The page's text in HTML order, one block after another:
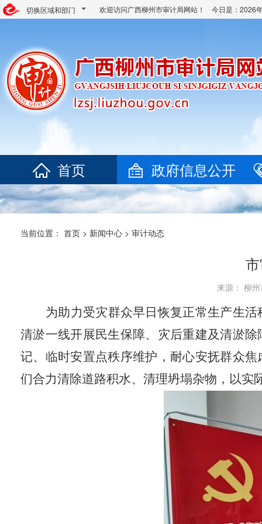
切换区域和部门 欢迎访问广西柳州市审计局网站！ 今日是： 2026
首页 政府信息公开
当前位置： 首页 > 新闻中心 > 审计动态
来源： 柳
为助力受灾群众早日恢复正常生产生
清淤一线开展民生保障、灾后重建及清淤
记、临时安置点秩序维护，耐心安抚群众
们合力清除道路积水、清理坍塌杂物，以实